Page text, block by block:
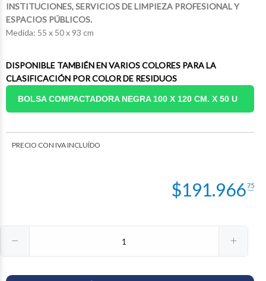
INSTITUCIONES, SERVICIOS DE LIMPIEZA PROFESIONAL Y
ESPACIOS PÚBLICOS.
Medida: 55 x 50 x 93 cm
DISPONIBLE TAMBIÉN EN VARIOS COLORES PARA LA
CLASIFICACIÓN POR COLOR DE RESIDUOS
BOLSA COMPACTADORA NEGRA 100 X 120 CM. X 50 U
PRECIO CON IVA INCLUÍDO
$191.96675
$45.92499 $23.12310 $17.99875